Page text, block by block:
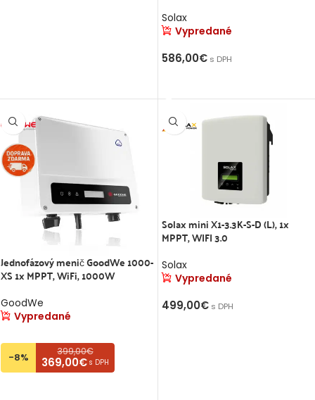
Solax
Vypredané
586,00€s DPH
Jednofázový menič GoodWe 1000-
XS 1x MPPT, WiFi, 1000W
GoodWe
Vypredané
-8% 399,00€
369,00€ s DPH
Solax mini X1-3.3K-S-D (L), 1x
MPPT, WIFI 3.0
Solax
Vypredané
499,00€s DPH